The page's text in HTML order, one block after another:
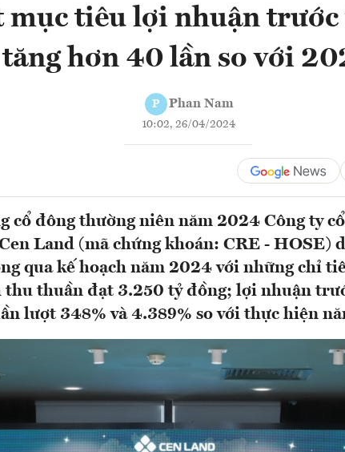
mục tiêu lợi nhuận
tăng hơn 40 lần so với
P Phan Nam
10:02, 26/04/2024
cổ đông thường niên năm 2024 Công ty
Land (mã chứng khoán: CRE - HOSE)
qua kế hoạch năm 2024 với những chỉ
thu thuần đạt 3.250 tỷ đồng; lợi nhuận
lượt 348% và 4.389% so với thực hiện